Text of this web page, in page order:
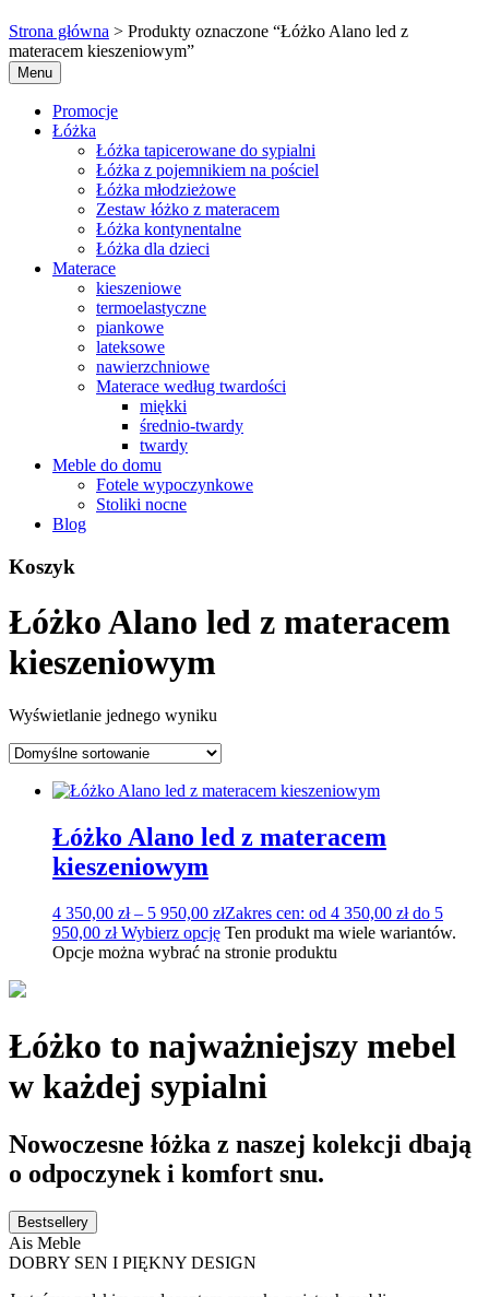
Strona główna > Produkty oznaczone “Łóżko Alano led z
materacem kieszeniowym”
Menu
Promocje
Łóżka
Łóżka tapicerowane do sypialni
Łóżka z pojemnikiem na pościel
Łóżka młodzieżowe
Zestaw łóżko z materacem
Łóżka kontynentalne
Łóżka dla dzieci
Materace
kieszeniowe
termoelastyczne
piankowe
lateksowe
nawierzchniowe
Materace według twardości
miękki
średnio-twardy
twardy
Meble do domu
Fotele wypoczynkowe
Stoliki nocne
Blog
Koszyk
Łóżko Alano led z materacem
kieszeniowym
Wyświetlanie jednego wyniku
Łóżko Alano led z materacem
kieszeniowym
4 350,00 zł – 5 950,00 złZakres cen: od 4 350,00 zł do 5
950,00 zł Wybierz opcję Ten produkt ma wiele wariantów.
Opcje można wybrać na stronie produktu
Łóżko to najważniejszy mebel
w każdej sypialni
Nowoczesne łóżka z naszej kolekcji dbają
o odpoczynek i komfort snu.
Bestsellery
Ais Meble
DOBRY SEN I PIĘKNY DESIGN